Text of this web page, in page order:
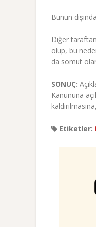
Bunun
Diğer
olup, bu
da somut
SONUÇ:
Kanununa
Etiketler: